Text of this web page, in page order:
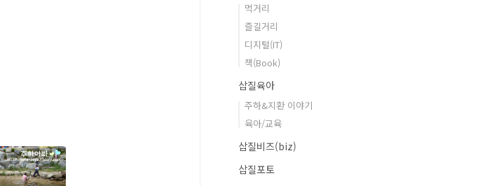
먹거리
즐길거리
디지털(IT)
책(Book)
삽질육아
주하&지환 이야기
육아/교육
삽질비즈(biz)
삽질포토